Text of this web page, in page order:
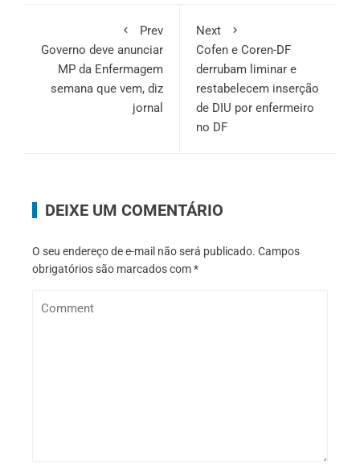
Prev
Governo deve anunciar
MP da Enfermagem
semana que vem, diz
jornal
Next
Cofen e Coren-DF
derrubam liminar e
restabelecem inserção
de DIU por enfermeiro
no DF
DEIXE UM COMENTÁRIO
O seu endereço de e-mail não será publicado. Campos
obrigatórios são marcados com*